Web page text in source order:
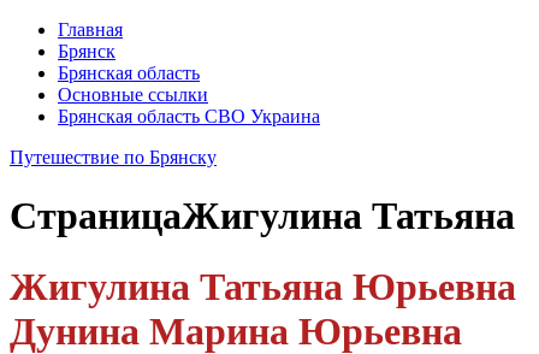
Главная
Брянск
Брянская область
Основные ссылки
Брянская область СВО Украина
Путешествие по Брянску
СтраницаЖигулина Татьяна
Жигулина Татьяна Юрьевна
Дунина Марина Юрьевна